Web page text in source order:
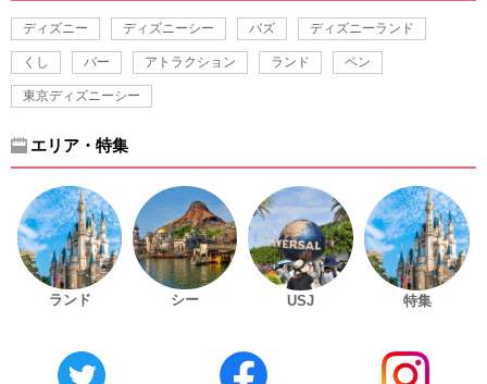
ディズニー ディズニーシー バズ ディズニーランド
くし バー アトラクション ランド ペン
東京ディズニーシー
エリア・特集
ランド シー USJ 特集